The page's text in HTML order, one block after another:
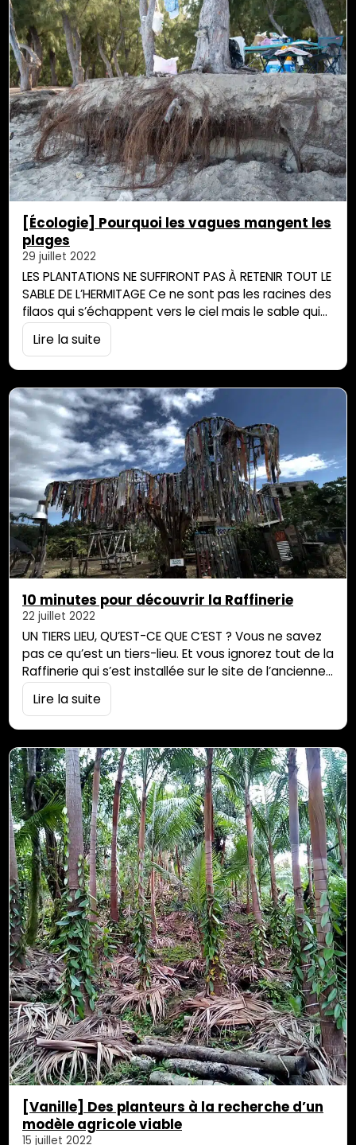
[Écologie] Pourquoi les vagues mangent les
plages
29 juillet 2022
LES PLANTATIONS NE SUFFIRONT PAS À RETENIR TOUT LE
SABLE DE L’HERMITAGE Ce ne sont pas les racines des
filaos qui s’échappent vers le ciel mais le sable qui
s’enfuit de la plage vers la mer. Le processus
s’accélère sous l’effet de la houle. Les plantations
Lire la suite
10 minutes pour découvrir la Raffinerie
22 juillet 2022
UN TIERS LIEU, QU’EST-CE QUE C’EST ? Vous ne savez
pas ce qu’est un tiers-lieu. Et vous ignorez tout de la
Raffinerie qui s’est installée sur le site de l’ancienne
usine sucrière de Savanna. Les bienveillants du lieu
vous invitent à la visite en 10 minutes, montre en
Lire la suite
[Vanille] Des planteurs à la recherche d’un
modèle agricole viable
15 juillet 2022